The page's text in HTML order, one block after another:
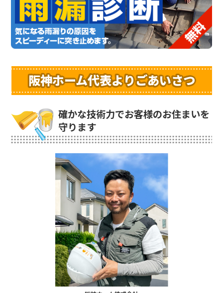
阪神ホーム代表よりごあいさつ
確かな技術力でお客様のお住まいを
守ります